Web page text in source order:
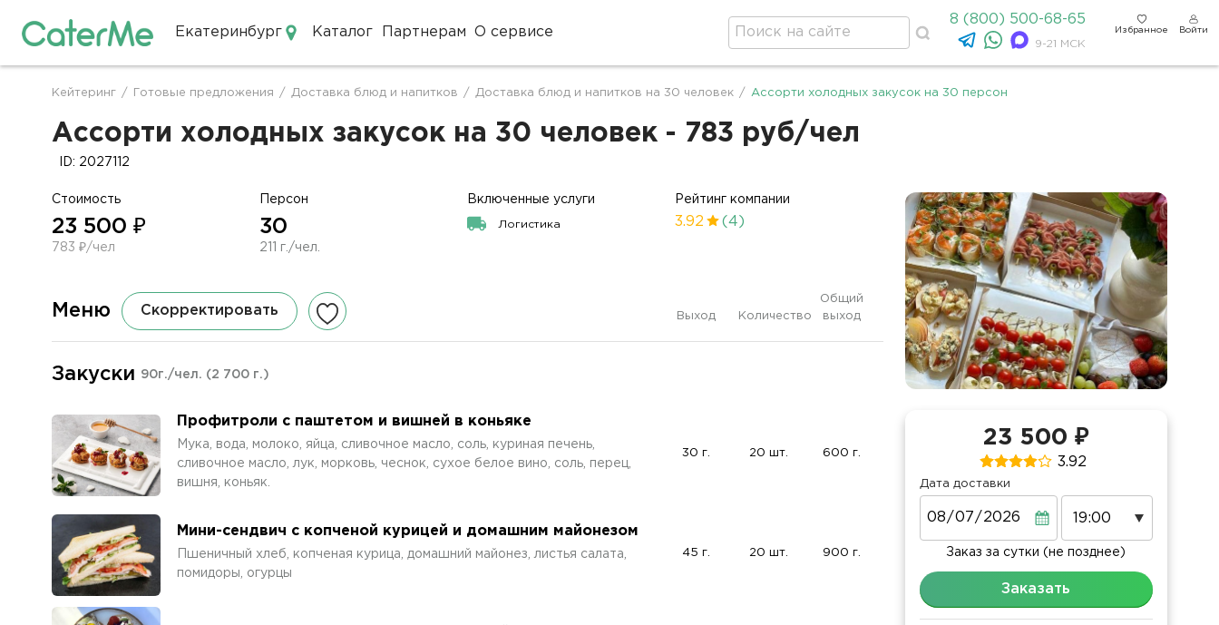
Екатеринбург Каталог Партнерам О сервисе
8 (800) 500-68-65
9-21 МСК
Избранное Войти
Строка
навигации
Кейтеринг / Готовые предложения / Доставка блюд и напитков / Доставка блюд и напитков на 30 человек / Ассорти холодных закусок на 30 персон
Ассорти холодных закусок на 30 человек - 783 руб/чел
ID: 2027112
Стоимость
23 500 ₽
783 ₽/чел
Персон
30
211 г./чел.
Включенные услуги
Логистика
Рейтинг компании
3.92 (4)
Меню Скорректировать Выход Количество
Общий
выход
Закуски 90г./чел. (2 700 г.)
Профитроли с паштетом и вишней в коньяке
Мука, вода, молоко, яйца, сливочное масло, соль, куриная печень,
сливочное масло, лук, морковь, чеснок, сухое белое вино, соль, перец,
вишня, коньяк.
30 г. 20 шт. 600 г.
Мини-сендвич с копченой курицей и домашним майонезом
Пшеничный хлеб, копченая курица, домашний майонез, листья салата,
помидоры, огурцы
45 г. 20 шт. 900 г.
23 500 ₽
3.92
Дата доставки
Заказ за сутки (не позднее)
Заказать